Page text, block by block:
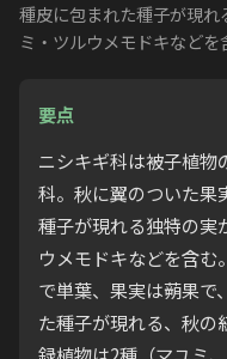
種皮に包まれた種子が現
ミ・ツルウメモドキなどを
要点
ニシキギ科は被子植物
科。秋に翼のついた果
種子が現れる独特の実
ウメモドキなどを含む
で単葉、果実は蒴果で
た種子が現れる、秋の